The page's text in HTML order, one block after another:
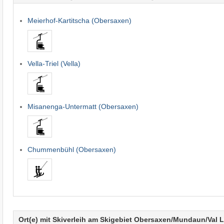
Meierhof-Kartitscha (Obersaxen)
Vella-Triel (Vella)
Misanenga-Untermatt (Obersaxen)
Chummenbühl (Obersaxen)
Ort(e) mit Skiverleih am Skigebiet Obersaxen/Mundaun/Val